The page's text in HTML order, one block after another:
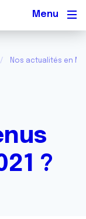
Nos actualités en
?